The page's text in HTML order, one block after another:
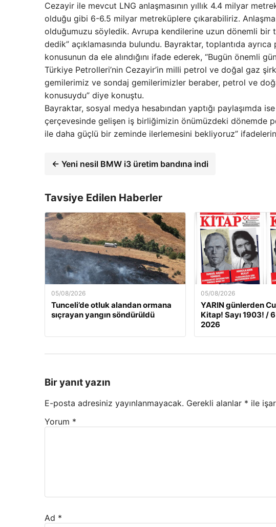
Cezayir ile mevcut LNG anlaşmasının yıllık 4.4 milyar
olduğu gibi 6-6.5 milyar metreküplere çıkarabiliriz.
olduğumuzu söyledik. Avrupa kendilerine uzun dönemli bir
dedik” açıklamasında bulundu. Bayraktar, toplantıda
konusunun da ele alındığını ifade ederek, “Bugün önemli
Türkiye Petrolleri’nin Cezayir’in milli petrol ve doğal gaz
gemilerimiz ve sondaj gemilerimizler beraber, petrol ve
konusuydu” diye konuştu.
Bayraktar, sosyal medya hesabından yaptığı paylaşımda
çerçevesinde gelişen iş birliğimizin önümüzdeki dönemde
ile daha güçlü bir zeminde ilerlemesini bekliyoruz”
← Yeni nesil BMW i3 üretim bandına indi
Tavsiye Edilen Haberler
05/08/2026
Tunceli’de otluk alandan ormana
sıçrayan yangın söndürüldü
05/08/2026
YARIN günlerden
Kitap! Sayı 1903! /
2026
Bir yanıt yazın
E-posta adresiniz yayınlanmayacak. Gerekli alanlar * ile
Yorum *
Ad *